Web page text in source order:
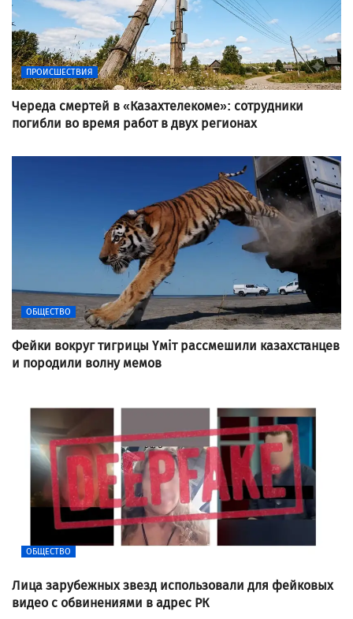
ПРОИСШЕСТВИЯ
Череда смертей в «Казахтелекоме»: сотрудники
погибли во время работ в двух регионах
ОБЩЕСТВО
Фейки вокруг тигрицы Үміт рассмешили казахстанцев
и породили волну мемов
ОБЩЕСТВО
Лица зарубежных звезд использовали для фейковых
видео с обвинениями в адрес РК